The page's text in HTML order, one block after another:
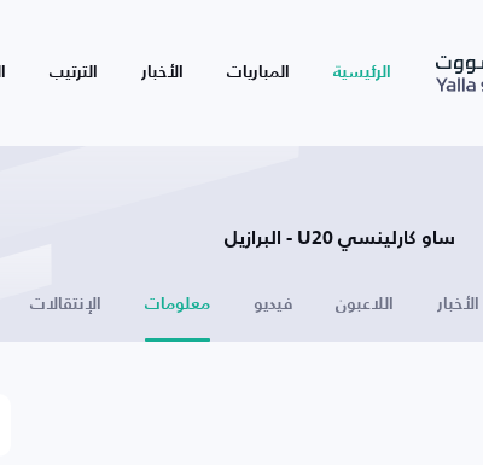
الرئيسية المباريات الأخبار الترتيب
ساو كارلينسي U20 - البرازيل
الأخبار اللاعبون فيديو معلومات الإنتقالات